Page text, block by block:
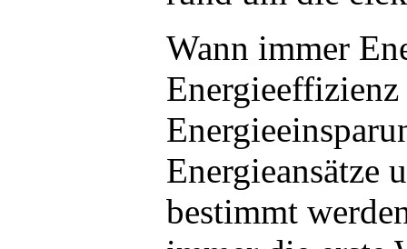
Wann immer
Energieansätze
bestimmt